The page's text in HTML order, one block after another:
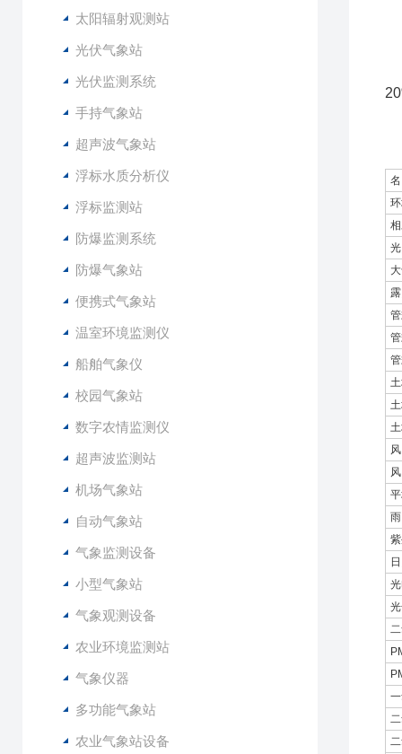
太阳辐射观测站
光伏气象站
光伏监测系统
手持气象站
超声波气象站
浮标水质分析仪
浮标监测站
防爆监测系统
防爆气象站
便携式气象站
温室环境监测仪
船舶气象仪
校园气象站
数字农情监测仪
超声波监测站
机场气象站
自动气象站
气象监测设备
小型气象站
气象观测设备
农业环境监测站
气象仪器
多功能气象站
农业气象站设备